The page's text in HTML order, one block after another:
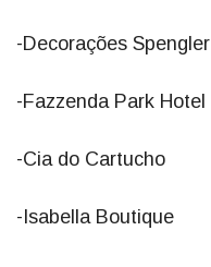
-Decorações Spengler
-Fazzenda Park Hotel
-Cia do Cartucho
-Isabella Boutique